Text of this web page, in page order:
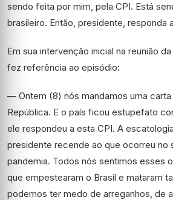
sendo feita por mim, pela CPI. Está
brasileiro. Então, presidente, responda
Em sua intervenção inicial na reunião
fez referência ao episódio:
— Ontem (8) nós mandamos uma
República. E o país ficou estupefato
ele respondeu a esta CPI. A
presidente recende ao que ocorreu no
pandemia. Todos nós sentimos esses
que empestearam o Brasil e mataram
podemos ter medo de arreganhos, de